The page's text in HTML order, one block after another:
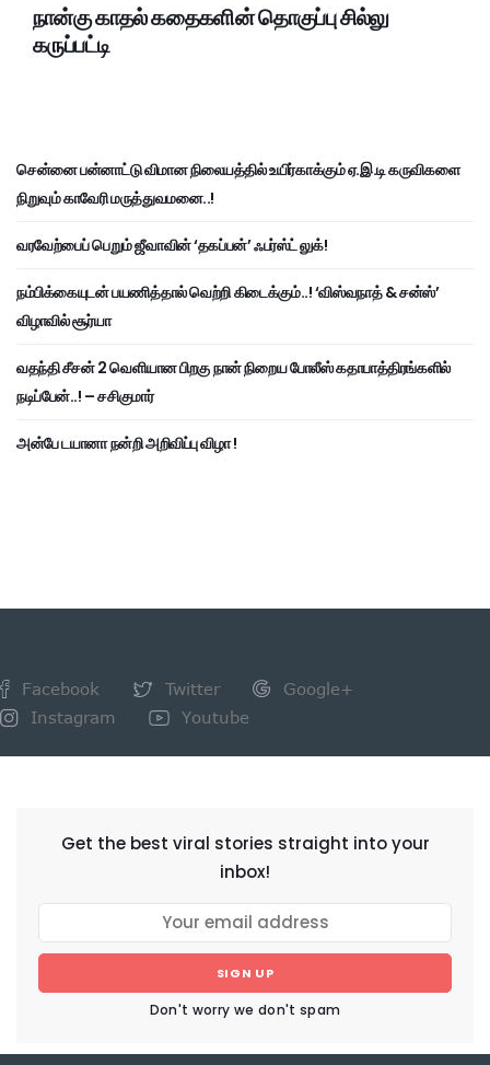
நான்கு காதல் கதைகளின் தொகுப்பு சில்லு
கருப்பட்டி
சென்னை பன்னாட்டு விமான நிலையத்தில் உயிர்காக்கும் ஏ.இ.டி கருவிகளை
நிறுவும் காவேரி மருத்துவமனை..!
வரவேற்பைப் பெறும் ஜீவாவின் ‘தகப்பன்’ ஃபர்ஸ்ட் லுக்!
நம்பிக்கையுடன் பயணித்தால் வெற்றி கிடைக்கும்..! ‘விஸ்வநாத் & சன்ஸ்’
விழாவில் சூர்யா
வதந்தி சீசன் 2 வெளியான பிறகு நான் நிறைய போலீஸ் கதாபாத்திரங்களில்
நடிப்பேன்..! – சசிகுமார்
அன்பே டயானா நன்றி அறிவிப்பு விழா !
Facebook Twitter
Google+
Instagram
Youtube
Get the best viral stories straight into your
inbox!
SIGN UP
Don't worry we don't spam